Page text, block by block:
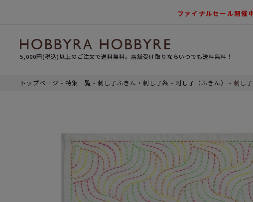
ファイナルセール開催
5,000円(税込)以上のご注文で送料無料。店舗受け取りならいつでも送料無料！
トップページ 特集一覧 刺し子ふきん・刺し子糸 刺し子（ふきん） 刺し